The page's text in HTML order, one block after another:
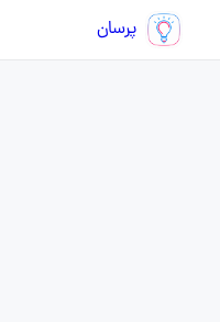
پرسان